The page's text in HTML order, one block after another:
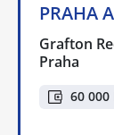
PRAHA
Grafton
Praha
60 000